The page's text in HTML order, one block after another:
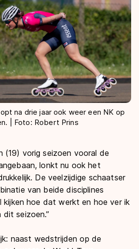
op
en skaten?
na drie jaar ook weer een NK op
| Foto: Robert Prins
(19) vorig seizoen vooral de
lonkt nu ook het
De veelzijdige schaatser
van beide disciplines
kijken hoe dat werkt en hoe ver ik
dit seizoen.”
naast wedstrijden op de